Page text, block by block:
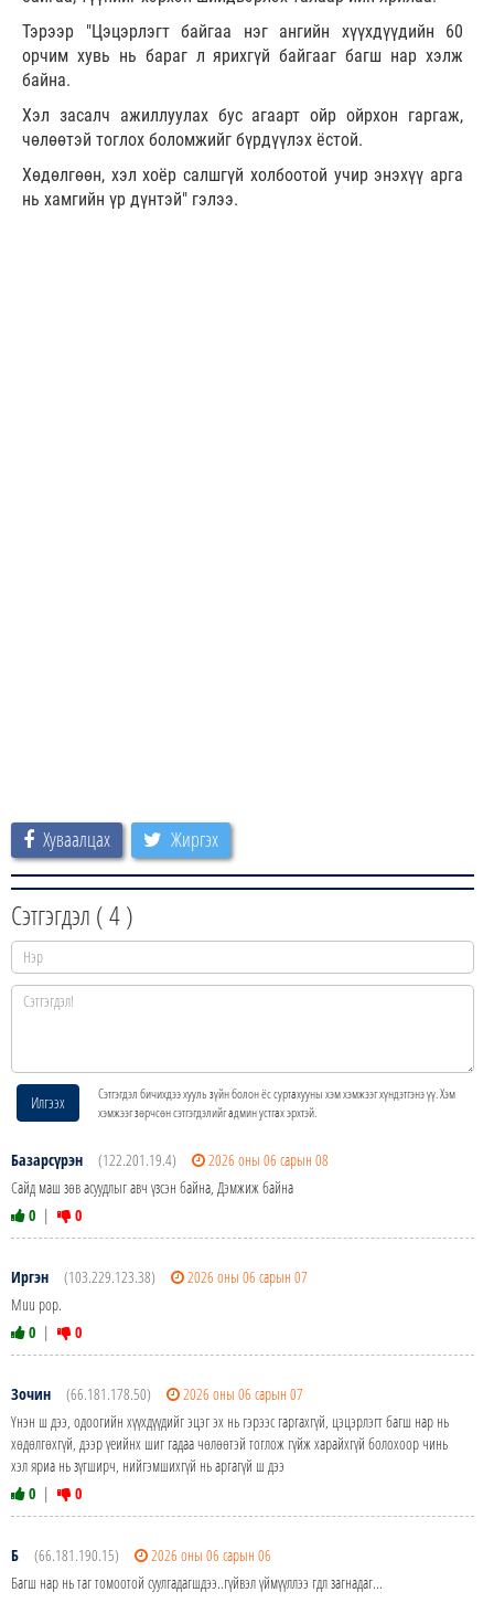
Тэрээр "Цэцэрлэгт байгаа нэг ангийн хүүхдүүдийн 60
орчим хувь нь бараг л ярихгүй байгааг багш нар хэлж
байна.
Хэл засалч ажиллуулах бус агаарт ойр ойрхон гаргаж,
чөлөөтэй тоглох боломжийг бүрдүүлэх ёстой.
Хөдөлгөөн, хэл хоёр салшгүй холбоотой учир энэхүү арга
нь хамгийн үр дүнтэй" гэлээ.
Хуваалцах Жиргэх
Сэтгэгдэл (4)
Илгээх
Сэтгэгдэл бичихдээ хууль зүйн болон ёс суртахууны хэм хэмжээг хүндэтгэнэ үү. Хэм
хэмжээг зөрчсөн сэтгэгдэлийг админ устгах эрхтэй.
Базарсүрэн (122.201.19.4)
2026 оны 06 сарын 08
Сайд маш зөв асуудлыг авч үзсэн байна, Дэмжиж байна
0 | 0
Иргэн (103.229.123.38)
2026 оны 06 сарын 07
Muu pop.
0 | 0
Зочин (66.181.178.50)
2026 оны 06 сарын 07
Үнэн ш дээ, одоогийн хүүхдүүдийг эцэг эх нь гэрээс гаргахгүй, цэцэрлэгт багш нар нь
хөдөлгөхгүй, дээр үеийнх шиг гадаа чөлөөтэй тоглож гүйж харайхгүй болохоор чинь
хэл яриа нь зүгширч, нийгэмшихгүй нь аргагүй ш дээ
0 | 0
Б (66.181.190.15)
2026 оны 06 сарын 06
Багш нар нь таг томоотой суулгадагшдээ..гүйвэл үймүүллээ гдл загнадаг...